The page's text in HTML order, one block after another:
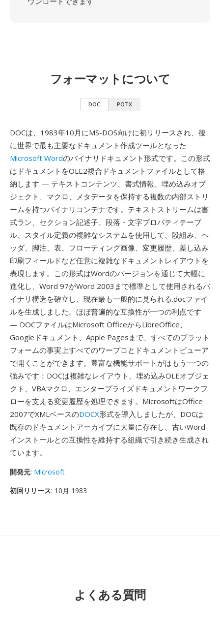
フォーマットについて
DOC POTX
DOCは、1983年10月にMS-DOS向けに初リリースされ、後
に世界で最も主要なドキュメント作成ツールとなった
Microsoft Wordのバイナリドキュメント形式です。この形式
はドキュメントをOLE2複合ドキュメントファイルとして格
納します — テキストコンテンツ、書式情報、埋め込みオブ
ジェクト、マクロ、メタデータを保持する複数の内部ストリ
ームを持つバイナリコンテナです。テキストストリームは書
式ラン、セクション記述子、段落・文字プロパティテーブ
ル、スタイル定義の複雑なシステムを使用して、段組み、ヘ
ッダ、脚注、表、フローティング画像、変更履歴、差し込み
印刷フィールドなど任意に複雑なドキュメントレイアウトを
表現します。この形式はWordのバージョンを通じて大幅に
進化し、Word 97がWord 2003まで標準として使用されるバ
イナリ構造を確立し、現在最も一般的に見られる.docファイ
ルを生成しました。ほぼ普遍的な互換性が一つの利点です
— DOCファイルはMicrosoft OfficeからLibreOffice、
Googleドキュメント、Apple Pagesまで、すべてのプラット
フォームの事実上すべてのワープロとドキュメントビューア
で開くことができます。豊富な機能サポートがはもう一つの
強みです：DOCは複雑なレイアウト、埋め込みOLEオブジェ
クト、VBAマクロ、エンタープライズドキュメントワークフ
ローを支える変更履歴を処理できます。MicrosoftはOffice
2007でXMLベースのDOCX形式を導入しましたが、DOCは
既存のドキュメントアーカイブに大量に存在し、古いWord
インストールとの互換性を維持する組織で引き続き生成され
ています。
開発元: Microsoft
初回リリース: 10月 1983
よくある質問